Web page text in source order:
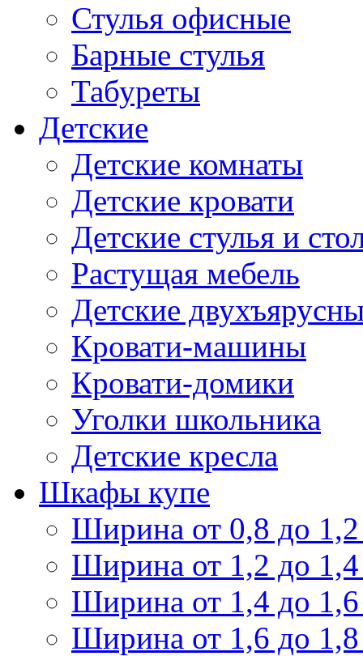
Стулья офисные
Барные стулья
Табуреты
Детские
Детские комнаты
Детские кровати
Детские стулья и
Растущая мебель
Детские
Кровати-машины
Кровати-домики
Уголки школьника
Детские кресла
Шкафы купе
Ширина от 0,8 до
Ширина от 1,2 до
Ширина от 1,4 до
Ширина от 1,6 до